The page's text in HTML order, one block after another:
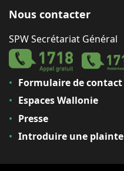
Nous contacter
SPW Secrétariat Général
Formulaire de contact
Espaces Wallonie
Presse
Introduire une plainte